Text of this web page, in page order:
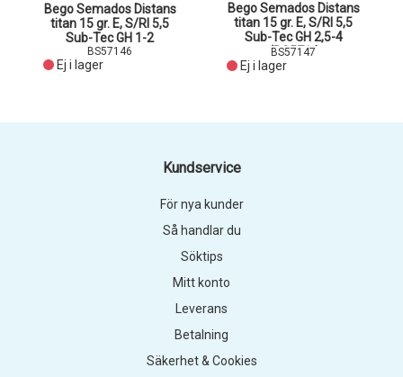
Bego Semados Distans
titan 15 gr. E, S/RI 5,5
Sub-Tec GH 1-2
BS57146
Ej i lager
Bego Semados Distans
titan 15 gr. E, S/RI 5,5
Sub-Tec GH 2,5-4
(BS5714
BS57147
Ej i lager
Kundservice
För nya kunder
Så handlar du
Söktips
Mitt konto
Leverans
Betalning
Säkerhet & Cookies